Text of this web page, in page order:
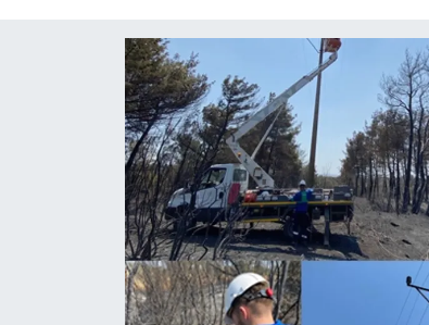
Röportaj
Video Galeri